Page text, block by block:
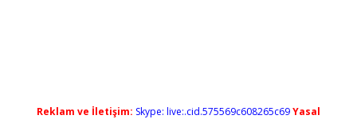
Reklam ve İletişim: Skype: live:.cid.575569c608265c69Yasal